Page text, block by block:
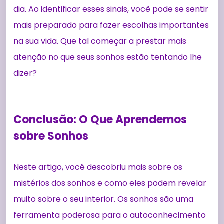
dia. Ao identificar esses sinais, você pode se sentir
mais preparado para fazer escolhas importantes
na sua vida. Que tal começar a prestar mais
atenção no que seus sonhos estão tentando lhe
dizer?
Conclusão: O Que Aprendemos
sobre Sonhos
Neste artigo, você descobriu mais sobre os
mistérios dos sonhos e como eles podem revelar
muito sobre o seu interior. Os sonhos são uma
ferramenta poderosa para o autoconhecimento